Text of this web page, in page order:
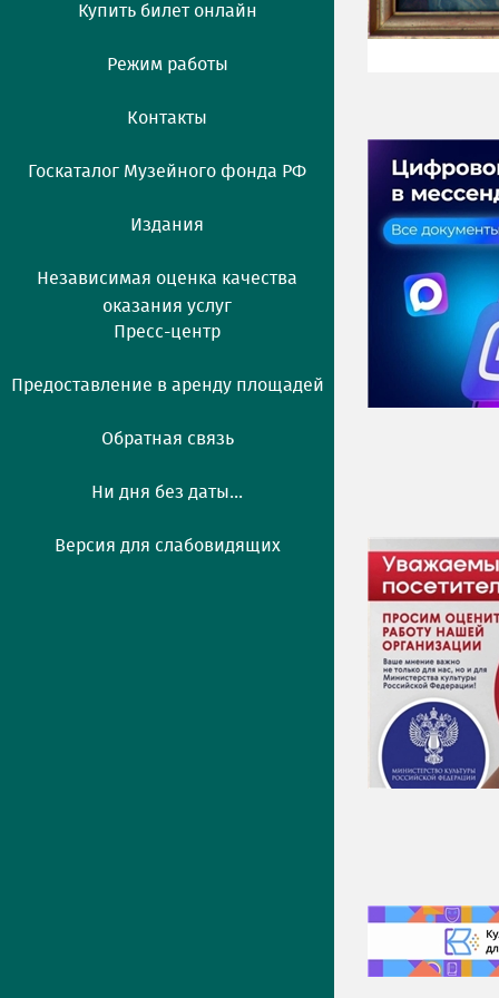
Купить билет онлайн
Режим работы
Контакты
Госкаталог Музейного фонда РФ
Издания
Независимая оценка качества
оказания услуг
Пресс-центр
Предоставление в аренду площадей
Обратная связь
Ни дня без даты...
Версия для слабовидящих